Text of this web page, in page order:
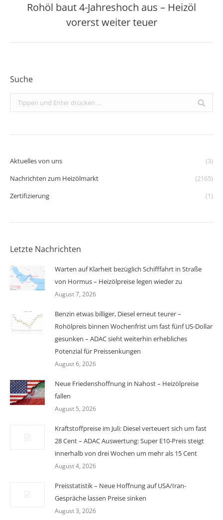
Nächster
Beitrag:
Rohöl baut 4-Jahreshoch aus – Heizöl
vorerst weiter teuer
Suche
Search:
Aktuelles von uns
(3)
Nachrichten zum Heizölmarkt
(2165)
Zertifizierung
(1)
Letzte Nachrichten
Warten auf Klarheit bezüglich Schifffahrt in Straße
von Hormus – Heizölpreise legen wieder zu
August 7, 2026
Benzin etwas billiger, Diesel erneut teurer –
Rohölpreis binnen Wochenfrist um fast fünf US-Dollar
gesunken – ADAC sieht weiterhin erhebliches
Potenzial für Preissenkungen
August 6, 2026
Neue Friedenshoffnung in Nahost – Heizölpreise
fallen
August 5, 2026
Kraftstoffpreise im Juli: Diesel verteuert sich um fast
28 Cent – ADAC Auswertung: Super E10-Preis steigt
innerhalb von drei Wochen um mehr als 15 Cent
August 4, 2026
Preisstatistik – Neue Hoffnung auf USA/Iran-
Gespräche lassen Preise sinken
August 3, 2026